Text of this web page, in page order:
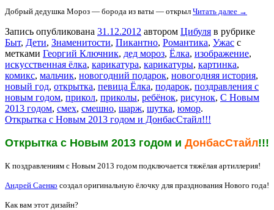
Добрый дедушка Мороз — борода из ваты — открыл Читать далее →
Запись опубликована 31.12.2012 автором Цибуля в рубрике
Быт, Дети, Знаменитости, Пикантно, Романтика, Ужас с
метками Георгий Ключник, дед мороз, Ёлка, изображение,
искусственная ёлка, карикатура, карикатуры, картинка,
комикс, мальчик, новогодний подарок, новогодняя история,
новый год, открытка, певица Ёлка, подарок, поздравления с
новым годом, прикол, приколы, ребёнок, рисунок, С Новым
2013 годом, смех, смешно, шарж, шутка, юмор.
Открытка с Новым 2013 годом и ДонбасСтайл!!!
Открытка с Новым 2013 годом и ДонбасСтайл!!!
К поздравлениям с Новым 2013 годом подключается тяжёлая артиллерия!
Андрей Саенко создал оригинальную ёлочку для празднования Нового года!
Как вам этот дизайн?